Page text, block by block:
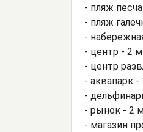
- пляж
- пляж
-
- центр - 2
- центр
- аквапарк
-
- рынок - 2
- магазин